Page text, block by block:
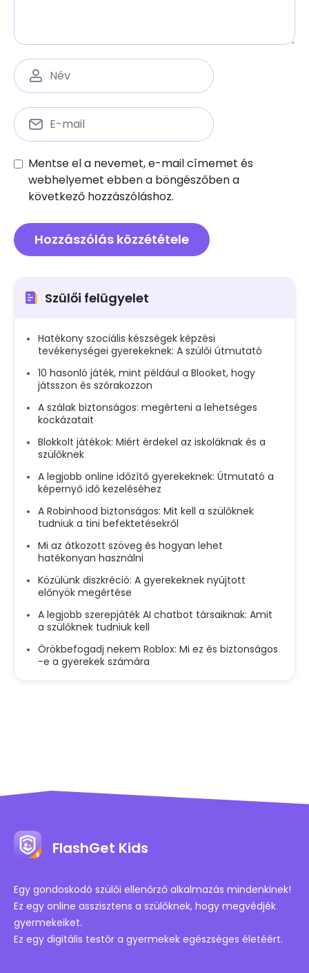
Mentse el a nevemet, e-mail címemet és
webhelyemet ebben a böngészőben a
következő hozzászóláshoz.
Szülői felügyelet
Hatékony szociális készségek képzési
tevékenységei gyerekeknek: A szülői útmutató
10 hasonló játék, mint például a Blooket, hogy
játsszon és szórakozzon
A szálak biztonságos: megérteni a lehetséges
kockázatait
Blokkolt játékok: Miért érdekel az iskoláknak és a
szülőknek
A legjobb online időzítő gyerekeknek: Útmutató a
képernyő idő kezeléséhez
A Robinhood biztonságos: Mit kell a szülőknek
tudniuk a tini befektetésekről
Mi az átkozott szöveg és hogyan lehet
hatékonyan használni
Közülünk diszkréció: A gyerekeknek nyújtott
előnyök megértése
A legjobb szerepjáték AI chatbot társaiknak: Amit
a szülőknek tudniuk kell
Örökbefogadj nekem Roblox: Mi ez és biztonságos
-e a gyerekek számára
FlashGet Kids
Egy gondoskodó szülői ellenőrző alkalmazás mindenkinek!
Ez egy online asszisztens a szülőknek, hogy megvédjék
gyermekeiket.
Ez egy digitális testőr a gyermekek egészséges életéért.